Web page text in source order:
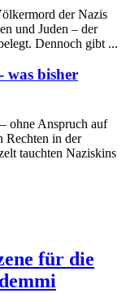
der Nazis
und Juden – der
Dennoch gibt ...
was bisher
ohne Anspruch auf
Rechten in der
tauchten Naziskins
für die